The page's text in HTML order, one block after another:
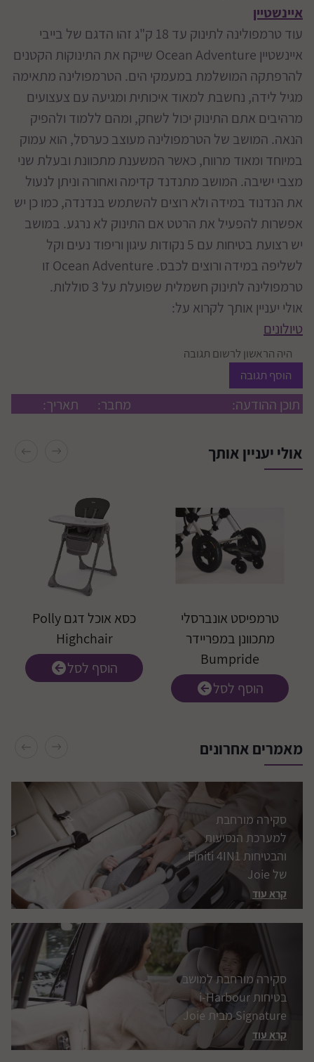
איינשטיין
עוד טרמפולינה לתינוק עד 18 ק"ג זהו הדגם של בייבי
איינשטיין Ocean Adventure שייקח את התינוקות הקטנים
להרפתקה המושלמת במעמקי הים. הטרמפולינה מתאימה
מגיל לידה, נחשבת למאוד איכותית ומגיעה עם צעצועים
מרהיבים אתם התינוק יכול לשחק, ומהם ללמוד ולהפיק
הנאה. המושב של הטרמפולינה מעוצב כערסל, הוא עמוק
במיוחד ומאוד מרווח, כאשר המשענת מתכוונת ובעלת שני
מצבי ישיבה. המושב מתנדנד קדימה ואחורה וניתן לנעול
את הנדנוד במידה ולא רוצים להשתמש בנדנדה, כמו כן יש
אפשרות להפעיל את הרטט אם התינוק לא נרגע. במושב
יש רצועת בטיחות עם 5 נקודות עיגון וריפוד נעים וקל
לשליפה במידה ורוצים לכבס. Ocean Adventure זו
טרמפולינה לתינוק חשמלית שפועלת על 3 סוללות.
אולי יעניין אותך לקרוא על:
טיולונים
היה הראשון לרשום תגובה
הוסף תגובה
תוכן ההודעה: מחבר: תאריך:
אולי יעניין אותך
טרמפיסט אונברסלי
מתכוונן במפריידר
Bumpride
הוסף לסל
כסא אוכל דגם Polly
Highchair
הוסף לסל
מאמרים אחרונים
התקנת 3 מושבי
מוצרי התינוקות
קרא עוד
סקירה מורחבת
למערכת הנסיעות
והבטיחות Finiti 4IN1
של Joie
קרא עוד
סקירה מורחבת למושב
בטיחות i-Harbour
Signature מבית Joie
קרא עוד